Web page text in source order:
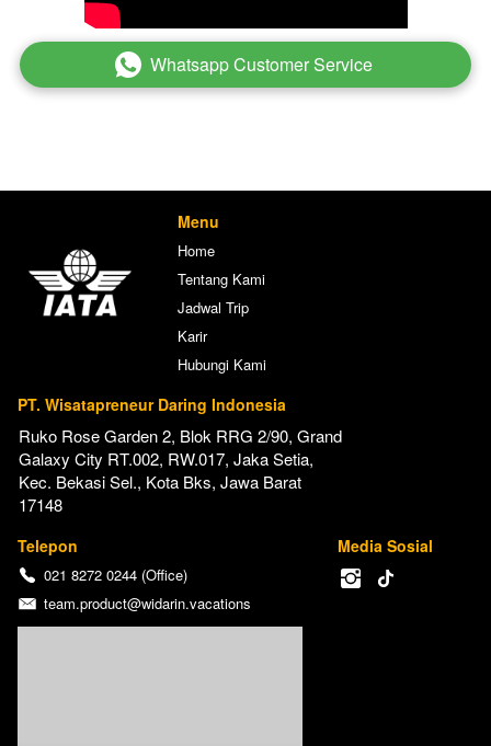
` Whatsapp Customer Service
Menu
Home
Tentang Kami
Jadwal Trip
Karir
Hubungi Kami
PT. Wisatapreneur Daring Indonesia
Ruko Rose Garden 2, Blok RRG 2/90, Grand
Galaxy City RT.002, RW.017, Jaka Setia,
Kec. Bekasi Sel., Kota Bks, Jawa Barat
17148
Telepon
021 8272 0244 (Office)
team.product@widarin.vacations
Media Sosial